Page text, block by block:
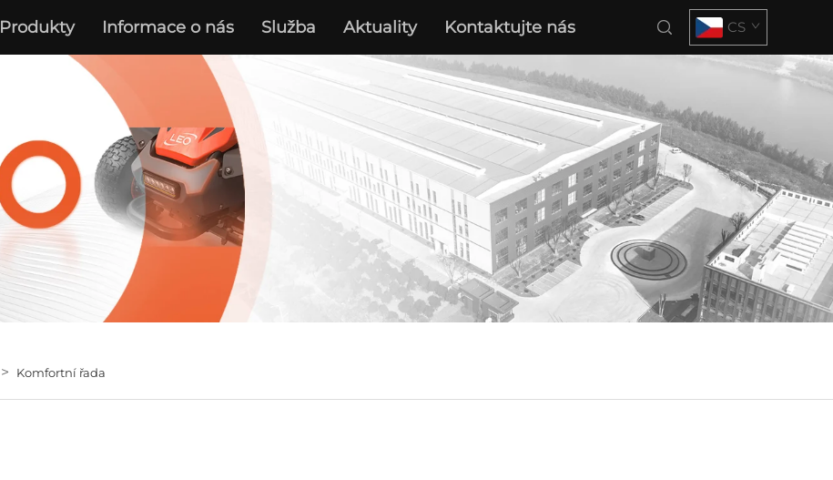
Produkty Informace o nás Služba Aktuality Kontaktujte nás CS
> Komfortní řada